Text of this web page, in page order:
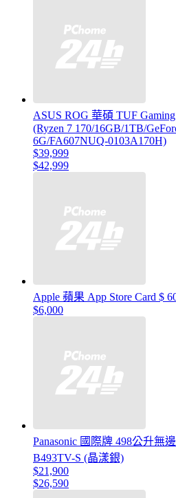
ASUS ROG 華碩 TUF
(Ryzen 7 170/16GB/1TB/
6G/FA607NUQ-0103A170H)
$39,999
$42,999
Apple 蘋果 App Store Card $
$6,000
Panasonic 國際牌 498公升無
B493TV-S (晶漾銀)
$21,900
$26,590